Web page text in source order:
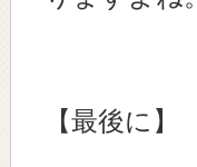
【最後に】